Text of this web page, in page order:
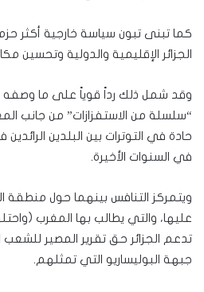
كما تبنى تبون سياسة خارجية أكثر
الجزائر الإقليمية والدولية وتحسين
وقد شمل ذلك رداً قوياً على ما وصفه
“سلسلة من الاستفزازات” من جانب
حادة في التوترات بين البلدين
في السنوات الأخيرة.
ويتمركز التنافس بينهما حول منطقة
عليها، والتي يطالب بها المغرب
تدعم الجزائر حق تقرير المصير
جبهة البوليساريو التي تمثلهم.